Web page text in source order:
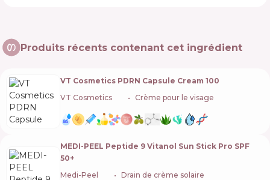
Produits récents contenant cet ingrédient
VT Cosmetics PDRN Capsule Cream 100
VT Cosmetics
Crème pour le visage
MEDI-PEEL Peptide 9 Vitanol Sun Stick Pro SPF
50+
Medi-Peel
Drain de crème solaire